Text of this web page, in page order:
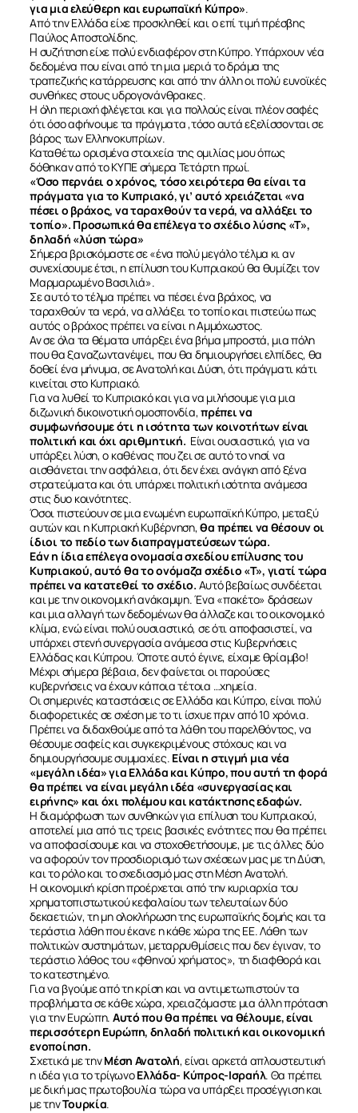
ΣΧΕΤΙΚΑ
ΝΕΑ
ΕΠΙΚΟΙΝΩΝΙΑ
για μια ελεύθερη και ευρωπαϊκή Κύπρο».
Από την Ελλάδα είχε προσκληθεί και ο επί τιμή πρέσβης
Παύλος Αποστολίδης.
Η συζήτηση είχε πολύ ενδιαφέρον στη Κύπρο. Υπάρχουν νέα
δεδομένα που είναι από τη μια μεριά το δράμα της
τραπεζικής κατάρρευσης και από την άλλη οι πολύ ευνοϊκές
συνθήκες στους υδρογονάνθρακες.
Η όλη περιοχή φλέγεται και για πολλούς είναι πλέον σαφές
ότι όσο αφήνουμε τα πράγματα ,τόσο αυτά εξελίσσονται σε
βάρος των Ελληνοκυπρίων.
Καταθέτω ορισμένα στοιχεία της ομιλίας μου όπως
δόθηκαν από το ΚΥΠΕ σήμερα Τετάρτη πρωί.
«Όσο περνάει ο χρόνος, τόσο χειρότερα θα είναι τα
πράγματα για το Κυπριακό, γι’ αυτό χρειάζεται «να
πέσει ο βράχος, να ταραχθούν τα νερά, να αλλάξει το
τοπίο». Προσωπικά θα επέλεγα το σχέδιο λύσης «Τ»,
δηλαδή «λύση τώρα»
Σήμερα βρισκόμαστε σε «ένα πολύ μεγάλο τέλμα κι αν
συνεχίσουμε έτσι, η επίλυση του Κυπριακού θα θυμίζει τον
Μαρμαρωμένο Βασιλιά».
Σε αυτό το τέλμα πρέπει να πέσει ένα βράχος, να
ταραχθούν τα νερά, να αλλάξει το τοπίο και πιστεύω πως
αυτός ο βράχος πρέπει να είναι η Αμμόχωστος.
Αν σε όλα τα θέματα υπάρξει ένα βήμα μπροστά, μια πόλη
που θα ξαναζωντανέψει, που θα δημιουργήσει ελπίδες, θα
δοθεί ένα μήνυμα, σε Ανατολή και Δύση, ότι πράγματι κάτι
κινείται στο Κυπριακό.
Για να λυθεί το Κυπριακό και για να μιλήσουμε για μια
διζωνική δικοινοτική ομοσπονδία,πρέπει να
συμφωνήσουμε ότι η ισότητα των κοινοτήτων είναι
πολιτική και όχι αριθμητική. Είναι ουσιαστικό, για να
υπάρξει λύση, ο καθένας που ζει σε αυτό το νησί να
αισθάνεται την ασφάλεια, ότι δεν έχει ανάγκη από ξένα
στρατεύματα και ότι υπάρχει πολιτική ισότητα ανάμεσα
στις δυο κοινότητες.
Όσοι πιστεύουν σε μια ενωμένη ευρωπαϊκή Κύπρο, μεταξύ
αυτών και η Κυπριακή Κυβέρνηση,θα πρέπει να θέσουν οι
ίδιοι το πεδίο των διαπραγματεύσεων τώρα.
Εάν η ίδια επέλεγα ονομασία σχεδίου επίλυσης του
Κυπριακού, αυτό θα το ονόμαζα σχέδιο «Τ», γιατί τώρα
πρέπει να κατατεθεί το σχέδιο. Αυτό βεβαίως συνδέεται
και με την οικονομική ανάκαμψη. Ένα «πακέτο» δράσεων
και μια αλλαγή των δεδομένων θα άλλαζε και το οικονομικό
κλίμα, ενώ είναι πολύ ουσιαστικό, σε ότι αποφασιστεί, να
υπάρχει στενή συνεργασία ανάμεσα στις Κυβερνήσεις
Ελλάδας και Κύπρου. Όποτε αυτό έγινε, είχαμε θρίαμβο!
Μέχρι σήμερα βέβαια, δεν φαίνεται οι παρούσες
κυβερνήσεις να έχουν κάποια τέτοια …χημεία.
Οι σημερινές καταστάσεις σε Ελλάδα και Κύπρο, είναι πολύ
διαφορετικές σε σχέση με το τι ίσχυε πριν από 10 χρόνια.
Πρέπει να διδαχθούμε από τα λάθη του παρελθόντος, να
θέσουμε σαφείς και συγκεκριμένους στόχους και να
δημιουργήσουμε συμμαχίες. Είναι η στιγμή μια νέα
«μεγάλη ιδέα» για Ελλάδα και Κύπρο, που αυτή τη φορά
θα πρέπει να είναι μεγάλη ιδέα «συνεργασίας και
ειρήνης» και όχι πολέμου και κατάκτησης εδαφών.
Η διαμόρφωση των συνθηκών για επίλυση του Κυπριακού,
αποτελεί μια από τις τρεις βασικές ενότητες που θα πρέπει
να αποφασίσουμε και να στοχοθετήσουμε, με τις άλλες δύο
να αφορούν τον προσδιορισμό των σχέσεων μας με τη Δύση,
και το ρόλο και το σχεδιασμό μας στη Μέση Ανατολή.
Η οικονομική κρίση προέρχεται από την κυριαρχία του
χρηματοπιστωτικού κεφαλαίου των τελευταίων δύο
δεκαετιών, τη μη ολοκλήρωση της ευρωπαϊκής δομής και τα
τεράστια λάθη που έκανε η κάθε χώρα της ΕΕ. Λάθη των
πολιτικών συστημάτων, μεταρρυθμίσεις που δεν έγιναν, το
τεράστιο λάθος του «φθηνού χρήματος», τη διαφθορά και
το κατεστημένο.
Για να βγούμε από τη κρίση και να αντιμετωπιστούν τα
προβλήματα σε κάθε χώρα, χρειαζόμαστε μια άλλη πρόταση
για την Ευρώπη. Αυτό που θα πρέπει να θέλουμε, είναι
περισσότερη Ευρώπη, δηλαδή πολιτική και οικονομική
ενοποίηση.
Σχετικά με τηνΜέση Ανατολή, είναι αρκετά απλουστευτική
η ιδέα για το τρίγωνοΕλλάδα- Κύπρος-Ισραήλ. Θα πρέπει
με δική μας πρωτοβουλία τώρα να υπάρξει προσέγγιση και
με τηνΤουρκία.